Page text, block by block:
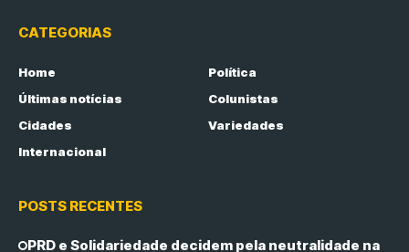
CATEGORIAS
Home
Política
Últimas notícias
Colunistas
Cidades
Variedades
Internacional
POSTS RECENTES
PRD e Solidariedade decidem pela neutralidade na